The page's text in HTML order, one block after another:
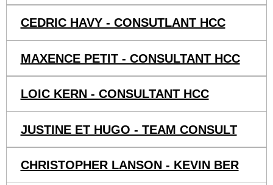
CEDRIC HAVY - CONSUTLANT HCC
MAXENCE PETIT - CONSULTANT HCC
LOIC KERN - CONSULTANT HCC
JUSTINE ET HUGO - TEAM CONSULT
CHRISTOPHER LANSON - KEVIN BER